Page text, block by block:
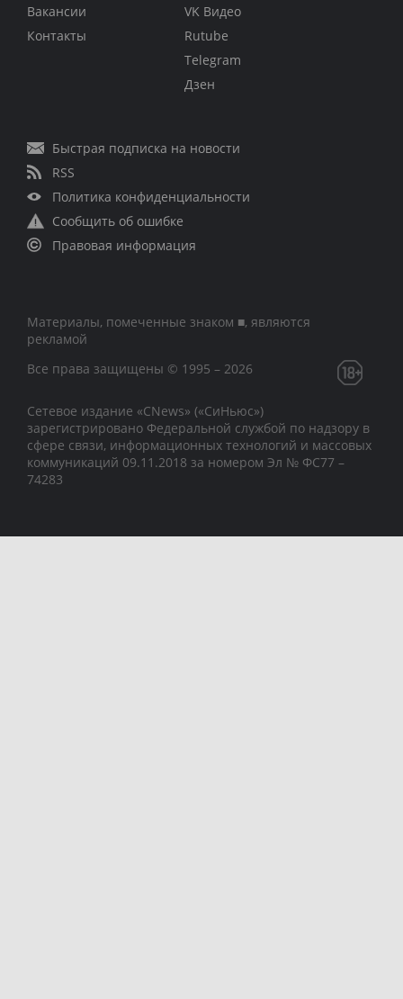
Вакансии
Контакты
VK Видео
Rutube
Telegram
Дзен
Быстрая подписка на новости
RSS
Политика конфиденциальности
Сообщить об ошибке
Правовая информация
Материалы, помеченные знаком ■, являются
рекламой
Все права защищены © 1995 – 2026
Сетевое издание «CNews» («СиНьюс»)
зарегистрировано Федеральной службой по надзору в
сфере связи, информационных технологий и массовых
коммуникаций 09.11.2018 за номером Эл № ФС77 –
74283